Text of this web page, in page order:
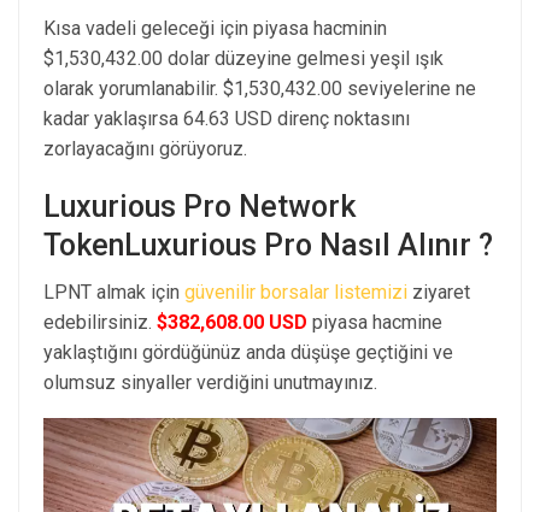
Kısa vadeli geleceği için piyasa hacminin
$1,530,432.00 dolar düzeyine gelmesi yeşil ışık
olarak yorumlanabilir. $1,530,432.00 seviyelerine ne
kadar yaklaşırsa 64.63 USD direnç noktasını
zorlayacağını görüyoruz.
Luxurious Pro Network
TokenLuxurious Pro Nasıl Alınır ?
LPNT almak için güvenilir borsalar listemizi ziyaret
edebilirsiniz. $382,608.00 USD piyasa hacmine
yaklaştığını gördüğünüz anda düşüşe geçtiğini ve
olumsuz sinyaller verdiğini unutmayınız.